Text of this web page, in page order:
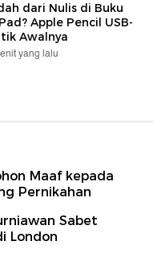
dari Nulis di Buku
Apple Pencil USB-
Awalnya
yang lalu
Maaf kepada
Pernikahan
Sabet
London